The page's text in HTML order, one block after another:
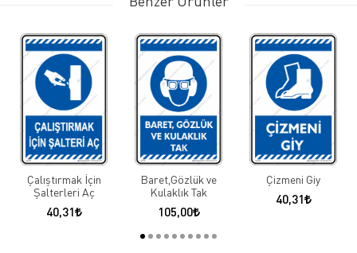
Çalıştırmak İçin
Şalterleri Aç
40,31
Baret,Gözlük ve
Kulaklık Tak
105,00
Çizmeni Giy
40,31